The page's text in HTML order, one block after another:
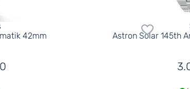
42mm
Astron Solar 145th